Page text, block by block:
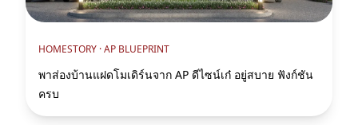
HOMESTORY ·AP BLUEPRINT
พาส่องบ้านแฝดโมเดิร์นจาก AP ดีไซน์เก๋ อยู่สบาย ฟังก์ชัน
ครบ